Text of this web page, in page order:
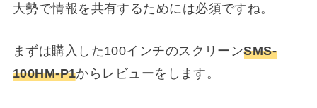
大勢で情報を共有するためには必須ですね。
まずは購入した100インチのスクリーンSMS-
100HM-P1からレビューをします。